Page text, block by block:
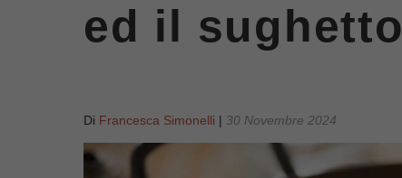
ed il
Di Francesca Simonelli | 30 Novembre 2024